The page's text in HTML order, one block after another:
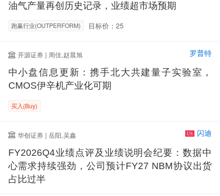
油气产量再创历史记录，业绩超市场预期
跑赢行业(OUTPERFORM) 目标价：25
开源证券 | 周佳,赵晨旭 罗普特
中小盘信息更新：携手北大共建量子实验室，
CMOS伊辛机产业化可期
买入(Buy)
华创证券 | 岳阳,吴鑫 US 闪迪
FY2026Q4业绩点评及业绩说明会纪要：数据中
心需求持续强劲，公司预计FY27 NBM协议出货
占比过半